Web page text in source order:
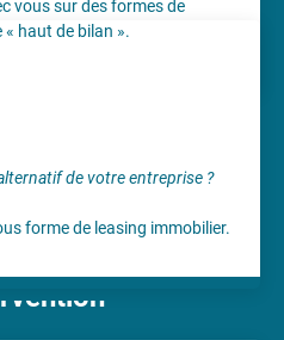
vous sur des formes de
haut de bilan ».
de votre entreprise ?
forme de leasing immobilier.